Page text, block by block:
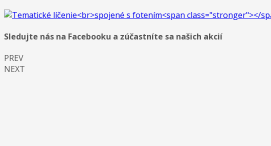
Sledujte nás na Facebooku a zúčastníte sa našich akcií
PREV
NEXT